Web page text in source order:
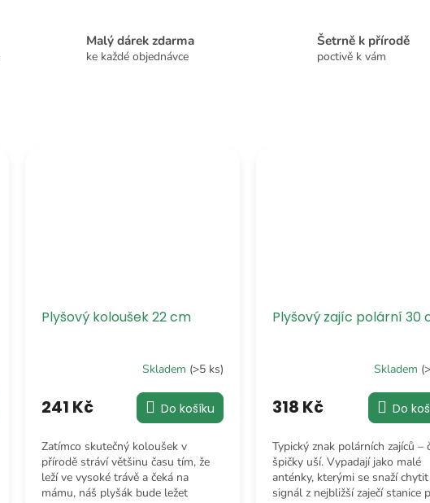
Malý dárek zdarma
ke každé objednávce
Šetrně k přírodě
poctivě k vám
Plyšový koloušek 22 cm
Skladem (>5 ks)
241 Kč Do košíku
Zatímco skutečný koloušek v
přírodě stráví většinu času tím, že
leží ve vysoké trávě a čeká na
mámu, náš plyšák bude ležet
Plyšový zajíc polární 30
Skladem
318 Kč Do
Typický znak polárních zajíců –
špičky uší. Vypadají jako malé
anténky, kterými se snaží chytit
signál z nejbližší zaječí stanice